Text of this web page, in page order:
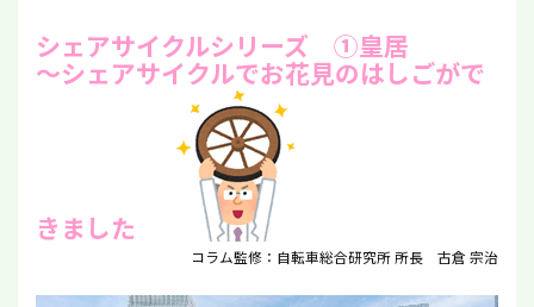
シェアサイクルシリーズ ①皇居
～シェアサイクルでお花見のはしごがで
きました
コラム監修：自転車総合研究所 所長 古倉 宗治